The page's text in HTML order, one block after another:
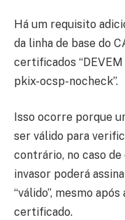
Há um requisito
da linha de base do
certificados
pkix-ocsp-nocheck”.
Isso ocorre porque
ser válido para
contrário, no caso
invasor poderá
“válido”, mesmo
certificado.